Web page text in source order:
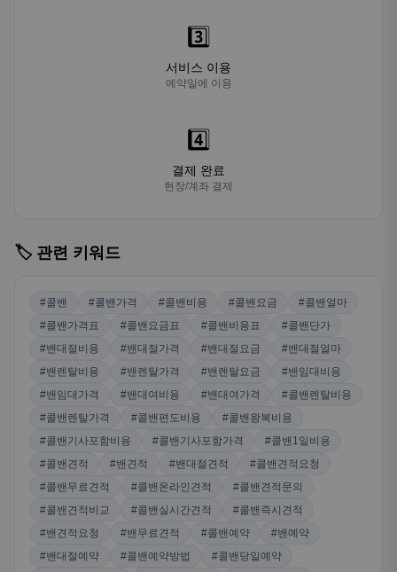
3️⃣
서비스 이용
예약일에 이용
4️⃣
결제 완료
현장/계좌 결제
🏷️ 관련 키워드
#콜밴 #콜밴가격 #콜밴비용 #콜밴요금
#콜밴얼마
#콜밴가격표
#콜밴요금표 #콜밴비용표
#콜밴단가
#밴대절비용
#밴대절가격 #밴대절요금
#밴대절얼마
#밴렌탈비용
#밴렌탈가격 #밴렌탈요금
#밴임대비용
#밴임대가격
#밴대여비용 #밴대여가격
#콜밴렌탈비용
#콜밴렌탈가격
#콜밴편도비용
#콜밴왕복비용
#콜밴기사포함비용
#콜밴기사포함가격
#콜밴1일비용
#콜밴견적
#밴견적 #밴대절견적
#콜밴견적요청
#콜밴무료견적
#콜밴온라인견적
#콜밴견적문의
#콜밴견적비교
#콜밴실시간견적
#콜밴즉시견적
#밴견적요청
#밴무료견적 #콜밴예약
#밴예약
#밴대절예약
#콜밴예약방법
#콜밴당일예약